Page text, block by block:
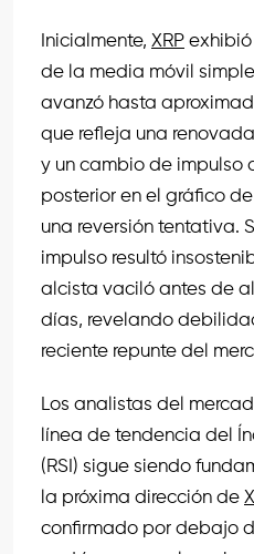
Inicialmente, XRP exhibió
de la media móvil
avanzó hasta
que refleja una
y un cambio de impulso
posterior en el gráfico
una reversión tentativa.
impulso resultó
alcista vaciló antes de
días, revelando
reciente repunte del
Los analistas del
línea de tendencia del
(RSI) sigue siendo
la próxima dirección de
confirmado por debajo